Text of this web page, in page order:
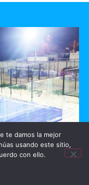
te damos la mejor
usando este sitio,
con ello.